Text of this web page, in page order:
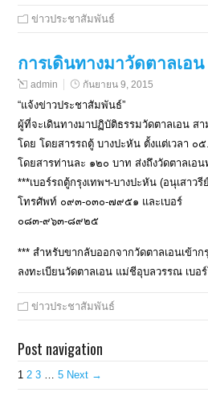
ข่าวประชาสัมพันธ์
การเดินทางมาวัดตาลเอน
admin กันยายน 9, 2015
“แจ้งข่าวประชาสัมพันธ์”
ผู้ที่จะเดินทางมาปฏิบัติธรรมวัดตาลเอน สา
โดย โดยสารรถตู้ บางปะหัน ตั้งแต่เวลา
โดยสารท่านละ ๑๒๐ บาท ส่งถึงวัดตาลเอ
***เบอร์รถตู้กรุงเทพฯ-บางปะหัน (อนุเสาว
โทรศัพท์ ๐๙๓-๐๓๐-๗๙๕๑ และเบอร์
๐๘๓-๙๖๓-๘๙๒๕
*** สำหรับขากลับออกจากวัดตาลเอนเข้า
ลงทะเบียนวัดตาลเอน แม่ชีอุบลวรรณ เบ
ข่าวประชาสัมพันธ์
Post navigation
1 2 3 5 Next →